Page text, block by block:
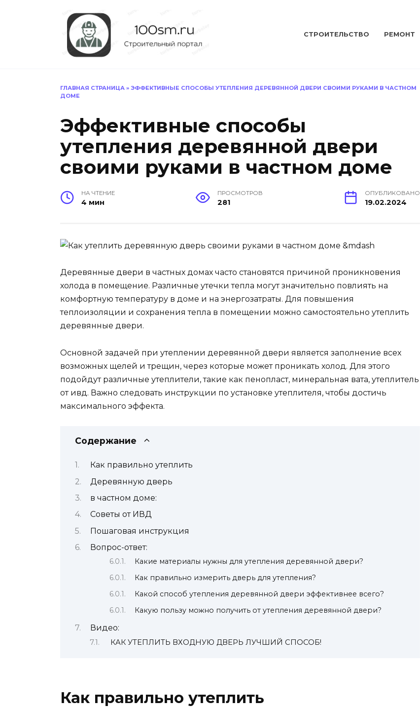
СТРОИТЕЛЬСТВО РЕМОНТ
ГЛАВНАЯ СТРАНИЦА » ЭФФЕКТИВНЫЕ СПОСОБЫ УТЕПЛЕНИЯ ДЕРЕВЯННОЙ ДВЕРИ СВОИМИ РУКАМИ В ЧАСТНОМ
ДОМЕ
Эффективные способы
утепления деревянной двери
своими руками в частном доме
НА ЧТЕНИЕ
4 мин
ПРОСМОТРОВ
281
ОПУБЛИКОВАНО
19.02.2024
Деревянные двери в частных домах часто становятся причиной проникновения
холода в помещение. Различные утечки тепла могут значительно повлиять на
комфортную температуру в доме и на энергозатраты. Для повышения
теплоизоляции и сохранения тепла в помещении можно самостоятельно утеплить
деревянные двери.
Основной задачей при утеплении деревянной двери является заполнение всех
возможных щелей и трещин, через которые может проникать холод. Для этого
подойдут различные утеплители, такие как пенопласт, минеральная вата, утеплитель
от ивд. Важно следовать инструкции по установке утеплителя, чтобы достичь
максимального эффекта.
Содержание
Как правильно утеплить
Деревянную дверь
в частном доме:
Советы от ИВД
Пошаговая инструкция
Вопрос-ответ:
Какие материалы нужны для утепления деревянной двери?
Как правильно измерить дверь для утепления?
Какой способ утепления деревянной двери эффективнее всего?
Какую пользу можно получить от утепления деревянной двери?
Видео:
КАК УТЕПЛИТЬ ВХОДНУЮ ДВЕРЬ ЛУЧШИЙ СПОСОБ!
Как правильно утеплить